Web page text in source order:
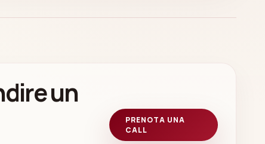
un
PRENOTA UNA
CALL